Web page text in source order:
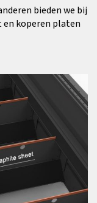
bieden we bij
en koperen platen